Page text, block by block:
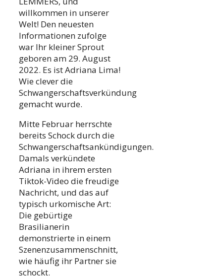
willkommen in unserer
Welt! Den neuesten
Informationen zufolge
war Ihr kleiner Sprout
geboren am 29. August
2022. Es ist Adriana Lima!
Wie clever die
Schwangerschaftsverkündung
gemacht wurde.
Mitte Februar herrschte
bereits Schock durch die
Schwangerschaftsankündigungen.
Damals verkündete
Adriana in ihrem ersten
Tiktok-Video die freudige
Nachricht, und das auf
typisch urkomische Art:
Die gebürtige
Brasilianerin
demonstrierte in einem
Szenenzusammenschnitt,
wie häufig ihr Partner sie
schockt.